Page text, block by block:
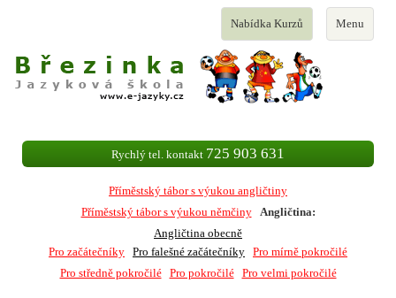
Toggle
navigation
Menu
Toggle
navigation
Nabídka Kurzů
Rychlý tel. kontakt 725 903 631
Příměstský tábor s výukou angličtiny
Příměstský tábor s výukou němčiny
Angličtina:
Angličtina obecně
Pro začátečníky Pro falešné začátečníky Pro mírně pokročilé
Pro středně pokročilé
Pro pokročilé Pro velmi pokročilé